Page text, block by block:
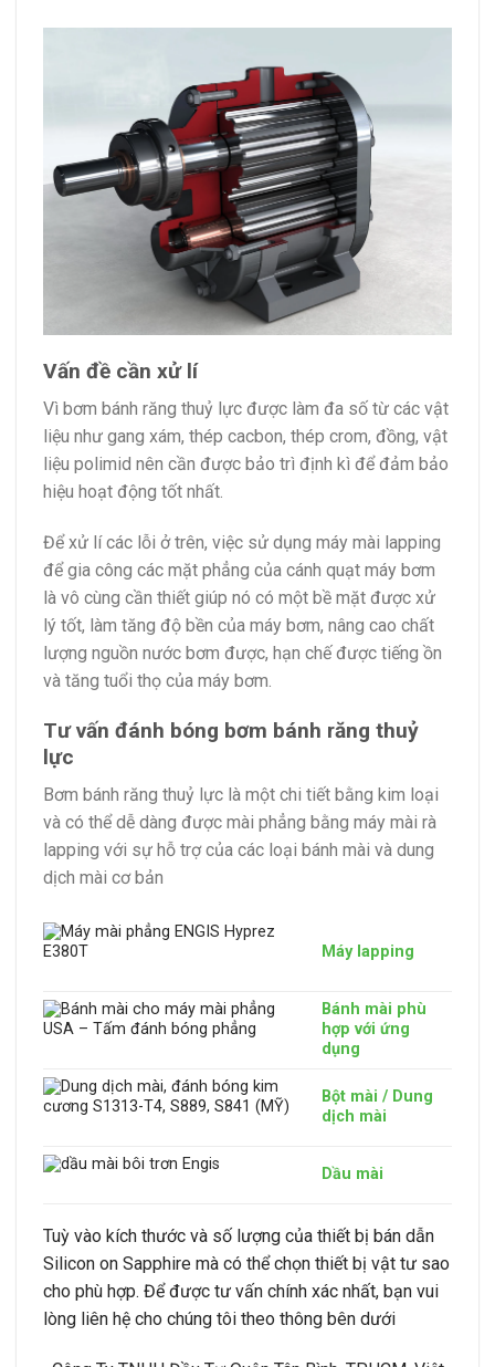
Vấn đề cần xử lí
Vì bơm bánh răng thuỷ lực được làm đa số từ các vật
liệu như gang xám, thép cacbon, thép crom, đồng, vật
liệu polimid nên cần được bảo trì định kì để đảm bảo
hiệu hoạt động tốt nhất.
Để xử lí các lỗi ở trên, việc sử dụng máy mài lapping
để gia công các mặt phẳng của cánh quạt máy bơm
là vô cùng cần thiết giúp nó có một bề mặt được xử
lý tốt, làm tăng độ bền của máy bơm, nâng cao chất
lượng nguồn nước bơm được, hạn chế được tiếng ồn
và tăng tuổi thọ của máy bơm.
Tư vấn đánh bóng bơm bánh răng thuỷ
lực
Bơm bánh răng thuỷ lực là một chi tiết bằng kim loại
và có thể dễ dàng được mài phẳng bằng máy mài rà
lapping với sự hỗ trợ của các loại bánh mài và dung
dịch mài cơ bản
Máy lapping
Bánh mài phù
hợp với ứng
dụng
Bột mài / Dung
dịch mài
Dầu mài
Tuỳ vào kích thước và số lượng của thiết bị bán dẫn
Silicon on Sapphire mà có thể chọn thiết bị vật tư sao
cho phù hợp. Để được tư vấn chính xác nhất, bạn vui
lòng liên hệ cho chúng tôi theo thông bên dưới